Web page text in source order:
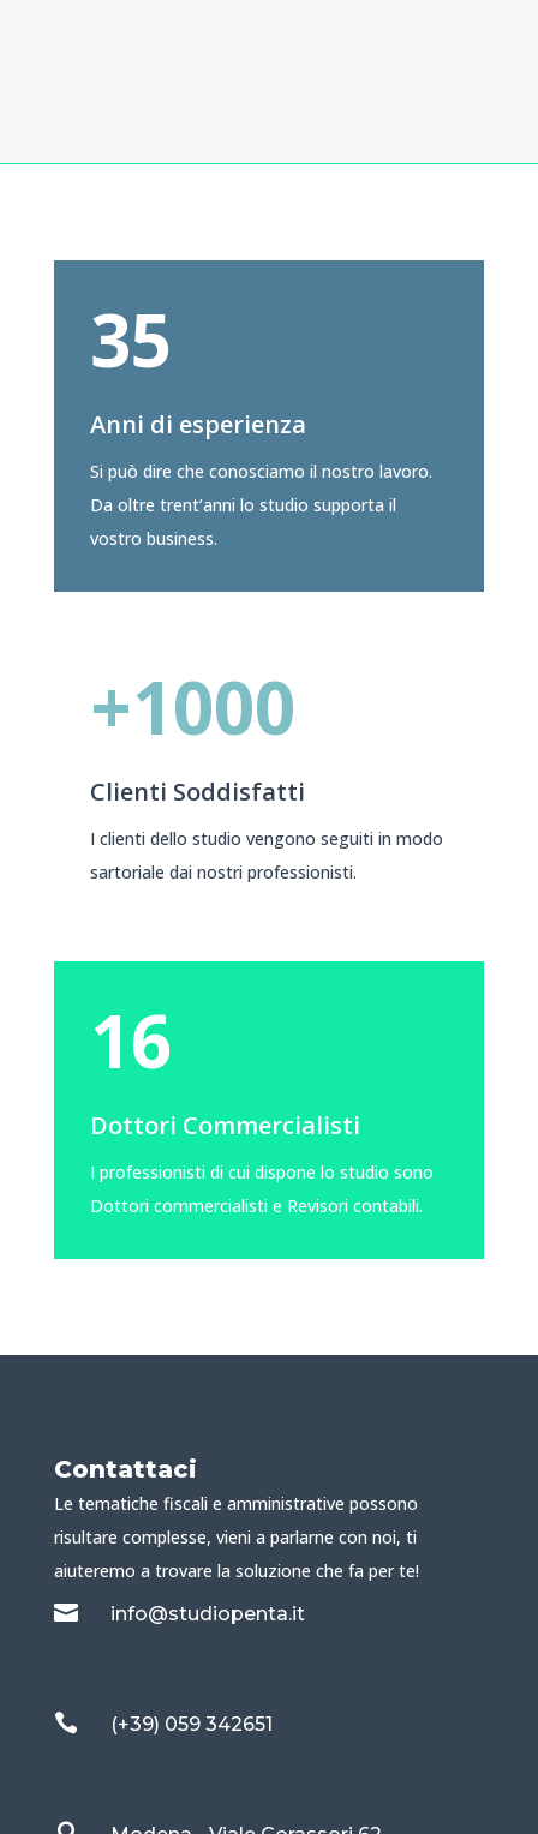
35
Anni di esperienza
Si può dire che conosciamo il nostro lavoro.
Da oltre trent’anni lo studio supporta il
vostro business.
+1000
Clienti Soddisfatti
I clienti dello studio vengono seguiti in modo
sartoriale dai nostri professionisti.
16
Dottori Commercialisti
I professionisti di cui dispone lo studio sono
Dottori commercialisti e Revisori contabili.
Contattaci
Le tematiche fiscali e amministrative possono
risultare complesse, vieni a parlarne con noi, ti
aiuteremo a trovare la soluzione che fa per te!
 info@studiopenta.it
 (+39) 059 342651